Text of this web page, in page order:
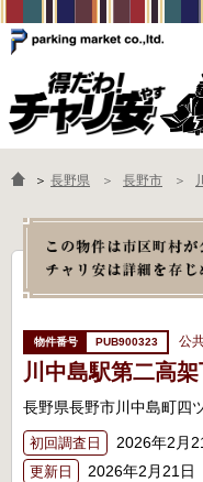
物件一覧
よくあるご質問
＞ 長野県 長野市
PUB900323 公
川中島駅第二高
長野県長野市川中島町四
初回調査日 2026年2月
更新日 2026年2月21日